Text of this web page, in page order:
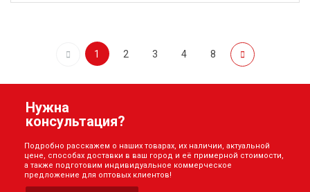
1 2 3 4 8
Нужна
консультация?
Подробно расскажем о наших товарах, их наличии, актуальной
цене, способах доставки в ваш город и её примерной стоимости,
а также подготовим индивидуальное коммерческое
предложение для оптовых клиентов!